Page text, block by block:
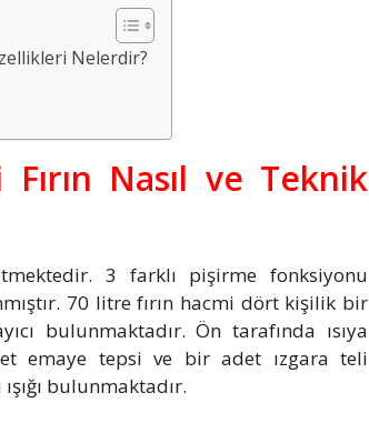
Nelerdir?
Nasıl ve Teknik
3 farklı pişirme fonksiyonu
70 litre fırın hacmi dört kişilik bir
bulunmaktadır. Ön tarafında ısıya
emaye tepsi ve bir adet ızgara teli
bulunmaktadır.